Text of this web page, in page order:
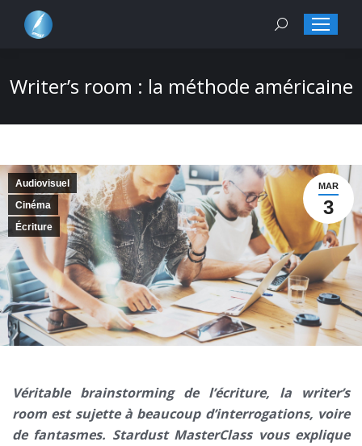
Search:
Writer’s room : la méthode américaine
MAR
3
Audiovisuel
Cinéma
Écriture
Véritable brainstorming de l’écriture, la writer’s
room est sujette à beaucoup d’interrogations, voire
de fantasmes. Stardust MasterClass vous explique